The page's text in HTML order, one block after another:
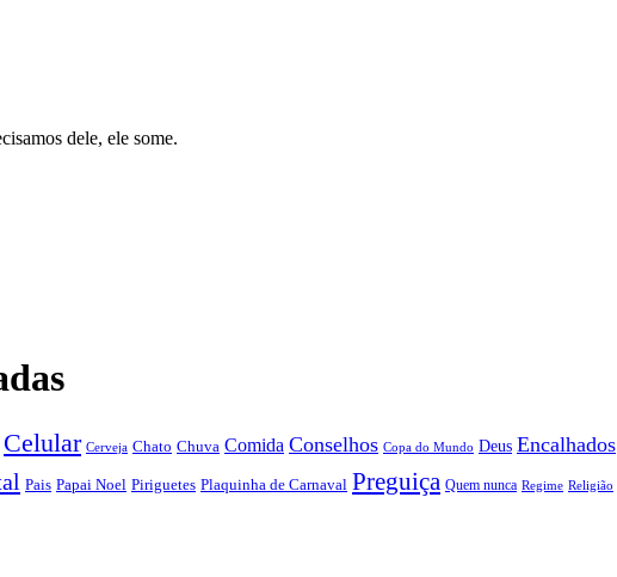
dele, ele some.
Celular Cerveja Chato Chuva Comida Conselhos Copa do Mundo Deus Encalhados
Pais Papai Noel Piriguetes Plaquinha de Carnaval Preguiça Quem nunca Regime Religião